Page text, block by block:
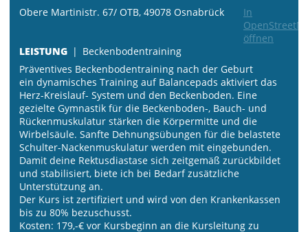
Obere Martinistr. 67/ OTB, 49078 Osnabrück
In
öffnen
LEISTUNG
Beckenbodentraining
Präventives Beckenbodentraining nach der Geburt
ein dynamisches Training auf Balancepads aktiviert das
Herz-Kreislauf- System und den Beckenboden. Eine
gezielte Gymnastik für die Beckenboden-, Bauch- und
Rückenmuskulatur stärken die Körpermitte und die
Wirbelsäule. Sanfte Dehnungsübungen für die belastete
Schulter-Nackenmuskulatur werden mit eingebunden.
Damit deine Rektusdiastase sich zeitgemäß zurückbildet
und stabilisiert, biete ich bei Bedarf zusätzliche
Unterstützung an.
Der Kurs ist zertifiziert und wird von den Krankenkassen
bis zu 80% bezuschusst.
Kosten: 179,-€ vor Kursbeginn an die Kursleitung zu